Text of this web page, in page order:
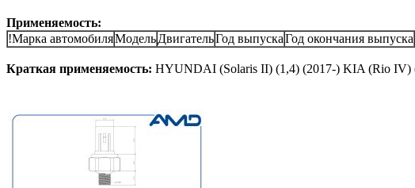
Применяемость:
!Марка автомобиляМодельДвигательГод выпускаГод окончания выпуска
Краткая применяемость: HYUNDAI (Solaris II) (1,4) (2017-) KIA (Rio IV)